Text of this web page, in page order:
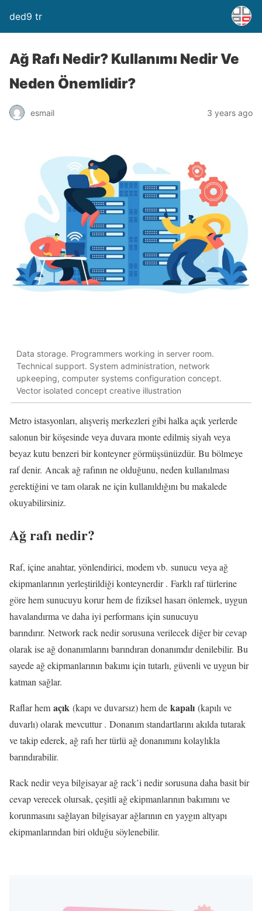
ded9 tr
Ağ Rafı Nedir? Kullanımı Nedir Ve
Neden Önemlidir?
esmail 3 years ago
Data storage. Programmers working in server room.
Technical support. System administration, network
upkeeping, computer systems configuration concept.
Vector isolated concept creative illustration
Metro istasyonları, alışveriş merkezleri gibi halka açık yerlerde
salonun bir köşesinde veya duvara monte edilmiş siyah veya
beyaz kutu benzeri bir konteyner görmüşsünüzdür. Bu bölmeye
raf denir. Ancak ağ rafının ne olduğunu, neden kullanılması
gerektiğini ve tam olarak ne için kullanıldığını bu makalede
okuyabilirsiniz.
Ağ rafı nedir?
Raf, içine anahtar, yönlendirici, modem vb. sunucu veya ağ
ekipmanlarının yerleştirildiği konteynerdir . Farklı raf türlerine
göre hem sunucuyu korur hem de fiziksel hasarı önlemek, uygun
havalandırma ve daha iyi performans için sunucuyu
barındırır. Network rack nedir sorusuna verilecek diğer bir cevap
olarak ise ağ donanımlarını barındıran donanımdır denilebilir. Bu
sayede ağ ekipmanlarının bakımı için tutarlı, güvenli ve uygun bir
katman sağlar.
Raflar hem açık (kapı ve duvarsız) hem de kapalı (kapılı ve
duvarlı) olarak mevcuttur . Donanım standartlarını akılda tutarak
ve takip ederek, ağ rafı her türlü ağ donanımını kolaylıkla
barındırabilir.
Rack nedir veya bilgisayar ağ rack’i nedir sorusuna daha basit bir
cevap verecek olursak, çeşitli ağ ekipmanlarının bakımını ve
korunmasını sağlayan bilgisayar ağlarının en yaygın altyapı
ekipmanlarından biri olduğu söylenebilir.